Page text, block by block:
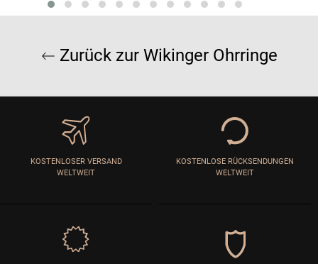
Zurück zur Wikinger Ohrringe
KOSTENLOSER VERSAND
WELTWEIT
KOSTENLOSE RÜCKSENDUNGEN
WELTWEIT